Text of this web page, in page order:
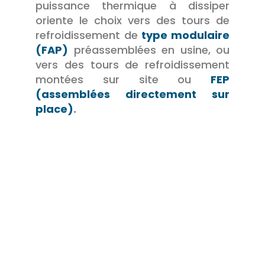
puissance thermique à dissiper
oriente le choix vers des tours de
refroidissement de type modulaire
(FAP) préassemblées en usine, ou
vers des tours de refroidissement
montées sur site ou FEP
(assemblées directement sur
place).